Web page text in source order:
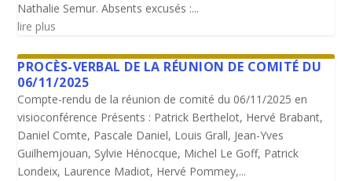
Nathalie Semur. Absents excusés :...
lire plus
PROCÈS-VERBAL DE LA RÉUNION DE COMITÉ DU
06/11/2025
Compte-rendu de la réunion de comité du 06/11/2025 en
visioconférence Présents : Patrick Berthelot, Hervé Brabant,
Daniel Comte, Pascale Daniel, Louis Grall, Jean-Yves
Guilhemjouan, Sylvie Hénocque, Michel Le Goff, Patrick
Londeix, Laurence Madiot, Hervé Pommey,...